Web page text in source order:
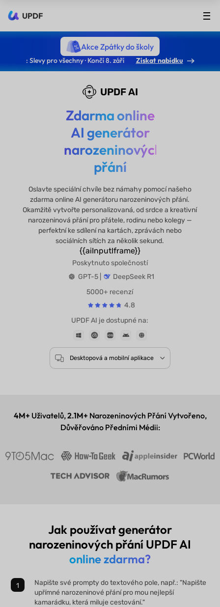
UPDF
Akce Zpátky do školy
: Slevy pro všechny · Končí 8. září Získat nabídku
UPDF AI
Zdarma online
AI generátor
narozeninových
přání
Oslavte speciální chvíle bez námahy pomocí našeho
zdarma online AI generátoru narozeninových přání.
Okamžitě vytvořte personalizovaná, od srdce a kreativní
narozeninová přání pro přátele, rodinu nebo kolegy —
perfektní ke sdílení na kartách, zprávách nebo
sociálních sítích za několik sekund.
{{aiInputIframe}}
5000+ recenzí
4.8
UPDF AI je dostupné na:
4M+ Uživatelů,2.1M+ Narozeninových Přání Vytvořeno,
Důvěřováno Předními Médii:
Jak používat generátor
narozeninových přání UPDF AI
online zdarma?
Napište své prompty do textového pole, např.: "Napište
upřímné narozeninové přání pro mou nejlepší
kamarádku, která miluje cestování."